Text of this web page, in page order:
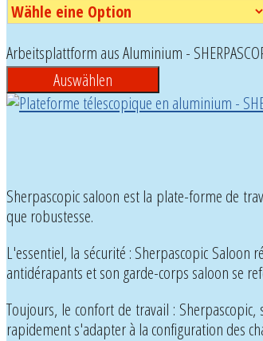
Arbeitsplattform aus Aluminium -
Auswählen
Sherpascopic saloon est la plate-forme de
que robustesse.
L'essentiel, la sécurité : Sherpascopic Saloon
antidérapants et son garde-corps saloon se
Toujours, le confort de travail :
rapidement s'adapter à la configuration des